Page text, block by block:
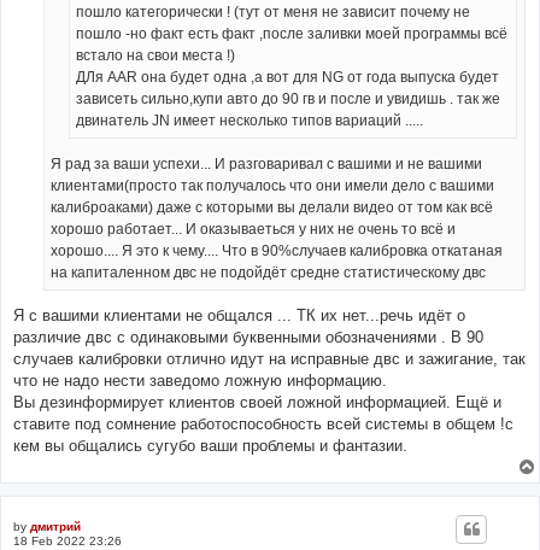
пошло категорически ! (тут от меня не зависит почему не
пошло -но факт есть факт ,после заливки моей программы всё
встало на свои места !)
ДЛя AAR она будет одна ,а вот для NG от года выпуска будет
зависеть сильно,купи авто до 90 гв и после и увидишь . так же
двинатель JN имеет несколько типов вариаций .....
Я рад за ваши успехи... И разговаривал с вашими и не вашими
клиентами(просто так получалось что они имели дело с вашими
калиброаками) даже с которыми вы делали видео от том как всё
хорошо работает... И оказываеться у них не очень то всё и
хорошо.... Я это к чему.... Что в 90%случаев калибровка откатаная
на капиталенном двс не подойдёт средне статистическому двс
Я с вашими клиентами не общался ... ТК их нет...речь идёт о
различие двс с одинаковыми буквенными обозначениями . В 90
случаев калибровки отлично идут на исправные двс и зажигание, так
что не надо нести заведомо ложную информацию.
Вы дезинформирует клиентов своей ложной информацией. Ещё и
ставите под сомнение работоспособность всей системы в общем !с
кем вы общались сугубо ваши проблемы и фантазии.
by дмитрий
18 Feb 2022 23:26